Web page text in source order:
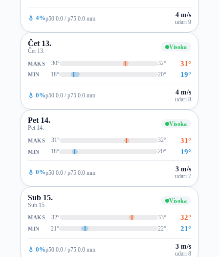
💧 4%p50 0.0 / p75 0.0 mm 4 m/s
udari 9
Čet 13.
Čet 13.
Visoka
MAKS 30° 32° 31°
MIN 18° 20° 19°
💧 0%p50 0.0 / p75 0.0 mm 4 m/s
udari 8
Pet 14.
Pet 14.
Visoka
MAKS 31° 32° 31°
MIN 18° 20° 19°
💧 0%p50 0.0 / p75 0.0 mm 3 m/s
udari 7
Sub 15.
Sub 15.
Visoka
MAKS 32° 33° 32°
MIN 21° 22° 21°
💧 0%p50 0.0 / p75 0.0 mm 3 m/s
udari 8